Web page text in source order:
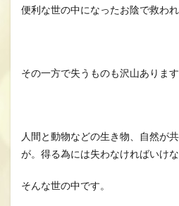
便利な世の中になったお陰で救わ
その一方で失うものも沢山あります
人間と動物などの生き物、自然が
が。得る為には失わなければいけな
そんな世の中です。